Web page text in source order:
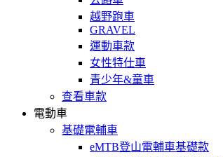
越野跑車
GRAVEL
運動車款
女性特仕車
青少年&童車
查看車款
電動車
基礎電輔車
eMTB登山電輔車基礎款